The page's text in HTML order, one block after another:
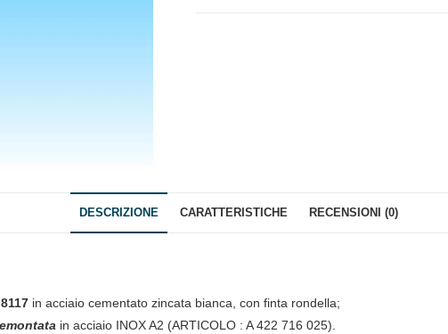
DESCRIZIONE CARATTERISTICHE RECENSIONI (0)
in acciaio cementato zincata bianca, con finta rondella;
in acciaio INOX A2 (ARTICOLO : A 422 716 025).